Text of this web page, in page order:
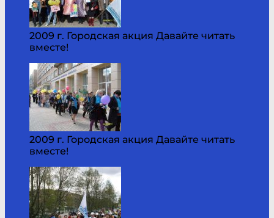
2009 г. Городская акция Давайте читать
вместе!
2009 г. Городская акция Давайте читать
вместе!